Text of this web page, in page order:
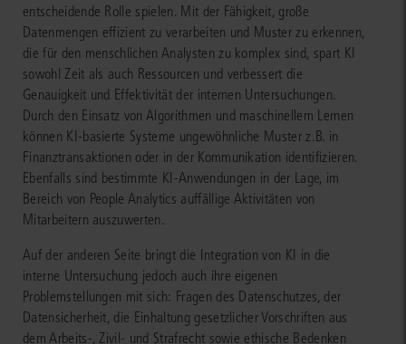
entscheidende Rolle spielen. Mit der Fähigkeit, große
Datenmengen effizient zu verarbeiten und Muster zu erkennen,
die für den menschlichen Analysten zu komplex sind, spart KI
sowohl Zeit als auch Ressourcen und verbessert die
Genauigkeit und Effektivität der internen Untersuchungen.
Durch den Einsatz von Algorithmen und maschinellem Lernen
können KI-basierte Systeme ungewöhnliche Muster z.B. in
Finanztransaktionen oder in der Kommunikation identifizieren.
Ebenfalls sind bestimmte KI-Anwendungen in der Lage, im
Bereich von People Analytics auffällige Aktivitäten von
Mitarbeitern auszuwerten.
Auf der anderen Seite bringt die Integration von KI in die
interne Untersuchung jedoch auch ihre eigenen
Problemstellungen mit sich: Fragen des Datenschutzes, der
Datensicherheit, die Einhaltung gesetzlicher Vorschriften aus
dem Arbeits-, Zivil- und Strafrecht sowie ethische Bedenken